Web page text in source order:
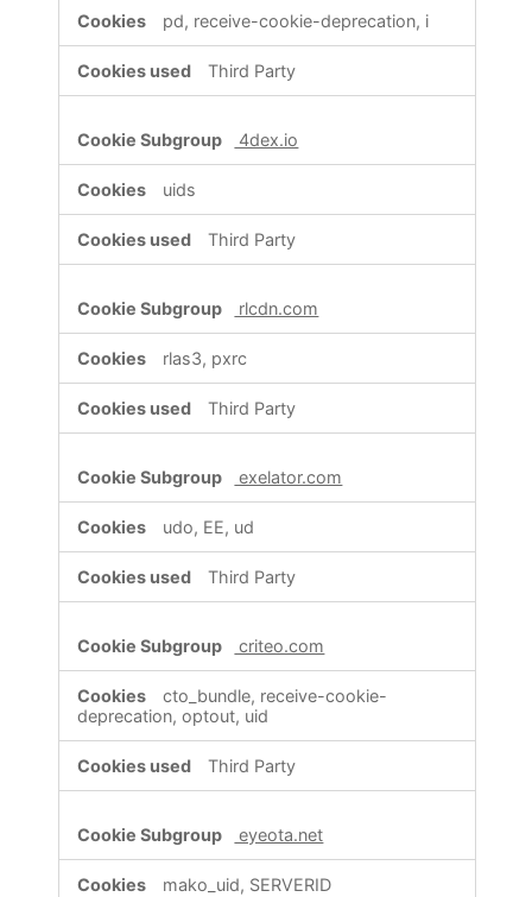
pd, receive-cookie-deprecation, i
Third Party
4dex.io
uids
Third Party
rlcdn.com
rlas3, pxrc
Third Party
exelator.com
udo, EE, ud
Third Party
criteo.com
cto_bundle, receive-cookie-
deprecation, optout, uid
Third Party
eyeota.net
mako_uid, SERVERID